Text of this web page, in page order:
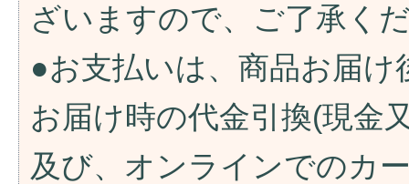
ざいますので、ご了承く
●お支払いは、商品お届け
お届け時の代金引換(現金
及び、オンラインでのカ